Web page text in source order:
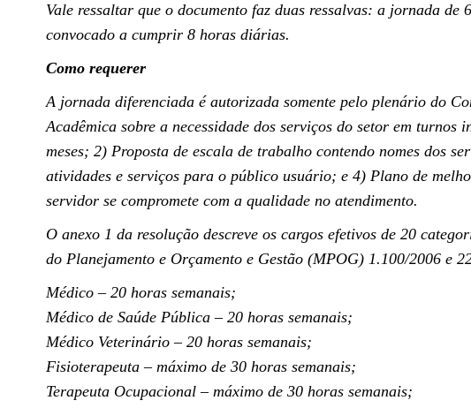
Vale ressaltar que o documento faz duas ressalvas: a jornada
convocado a cumprir 8 horas diárias.
Como requerer
A jornada diferenciada é autorizada somente pelo plenário do
Acadêmica sobre a necessidade dos serviços do setor em
meses; 2) Proposta de escala de trabalho contendo nomes dos
atividades e serviços para o público usuário; e 4) Plano de
servidor se compromete com a qualidade no atendimento.
O anexo 1 da resolução descreve os cargos efetivos de 20
do Planejamento e Orçamento e Gestão (MPOG) 1.100/2006 e
Médico – 20 horas semanais;
Médico de Saúde Pública – 20 horas semanais;
Médico Veterinário – 20 horas semanais;
Fisioterapeuta – máximo de 30 horas semanais;
Terapeuta Ocupacional – máximo de 30 horas semanais;